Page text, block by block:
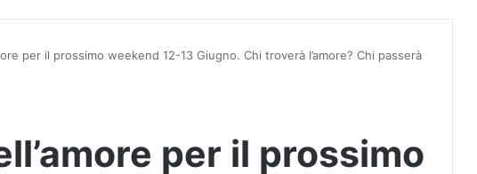
per il prossimo weekend 12-13 Giugno. Chi troverà l’amore? Chi passerà
per il prossimo